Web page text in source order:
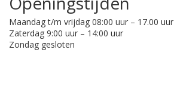
Maandag t/m vrijdag 08:00 uur – 17.00 uur
Zaterdag 9:00 uur – 14:00 uur
Zondag gesloten